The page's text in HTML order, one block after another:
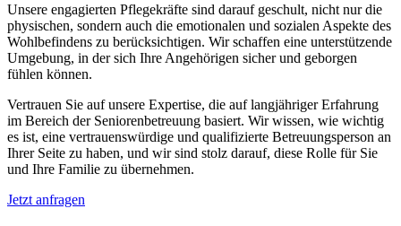
Unsere engagierten Pflegekräfte sind darauf geschult, nicht nur die
physischen, sondern auch die emotionalen und sozialen Aspekte des
Wohlbefindens zu berücksichtigen. Wir schaffen eine unterstützende
Umgebung, in der sich Ihre Angehörigen sicher und geborgen
fühlen können.
Vertrauen Sie auf unsere Expertise, die auf langjähriger Erfahrung
im Bereich der Seniorenbetreuung basiert. Wir wissen, wie wichtig
es ist, eine vertrauenswürdige und qualifizierte Betreuungsperson an
Ihrer Seite zu haben, und wir sind stolz darauf, diese Rolle für Sie
und Ihre Familie zu übernehmen.
Jetzt anfragen